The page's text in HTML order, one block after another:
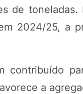
de toneladas.
2024/25, a
contribuído
a